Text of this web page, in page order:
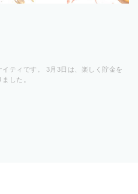
ティです。 3月3日は、楽しく貯金を
した。